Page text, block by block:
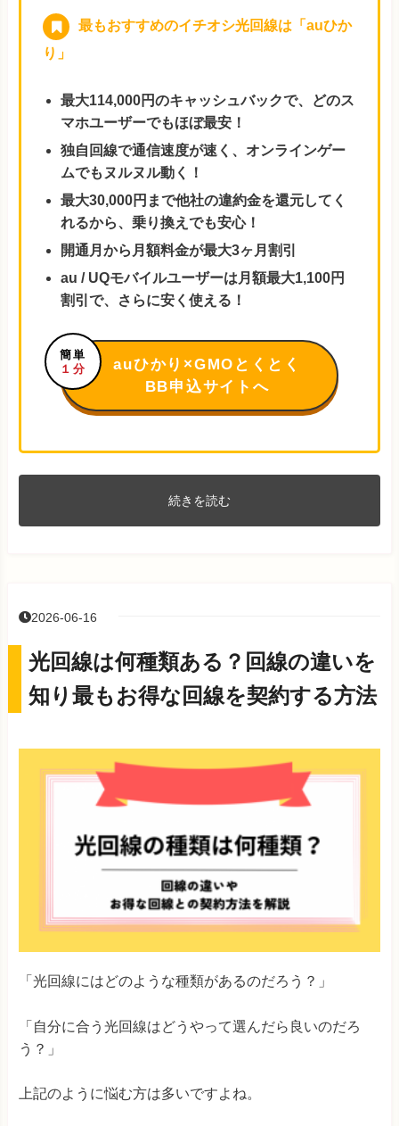
最もおすすめのイチオシ光回線は「auひか
り」
最大114,000円のキャッシュバックで、どのス
マホユーザーでもほぼ最安！
独自回線で通信速度が速く、オンラインゲー
ムでもヌルヌル動く！
最大30,000円まで他社の違約金を還元してく
れるから、乗り換えでも安心！
開通月から月額料金が最大3ヶ月割引
au / UQモバイルユーザーは月額最大1,100円
割引で、さらに安く使える！
簡単
１分
auひかり×GMOとくとく
BB申込サイトへ
続きを読む
2026-06-16
光回線は何種類ある？回線の違いを
知り最もお得な回線を契約する方法
「光回線にはどのような種類があるのだろう？」
「自分に合う光回線はどうやって選んだら良いのだろ
う？」
上記のように悩む方は多いですよね。